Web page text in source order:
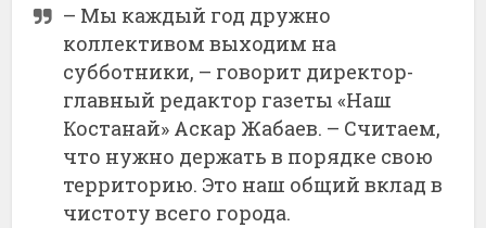
– Мы каждый год дружно
коллективом выходим на
субботники, – говорит директор-
главный редактор газеты «Наш
Костанай» Аскар Жабаев. – Считаем,
что нужно держать в порядке свою
территорию. Это наш общий вклад в
чистоту всего города.